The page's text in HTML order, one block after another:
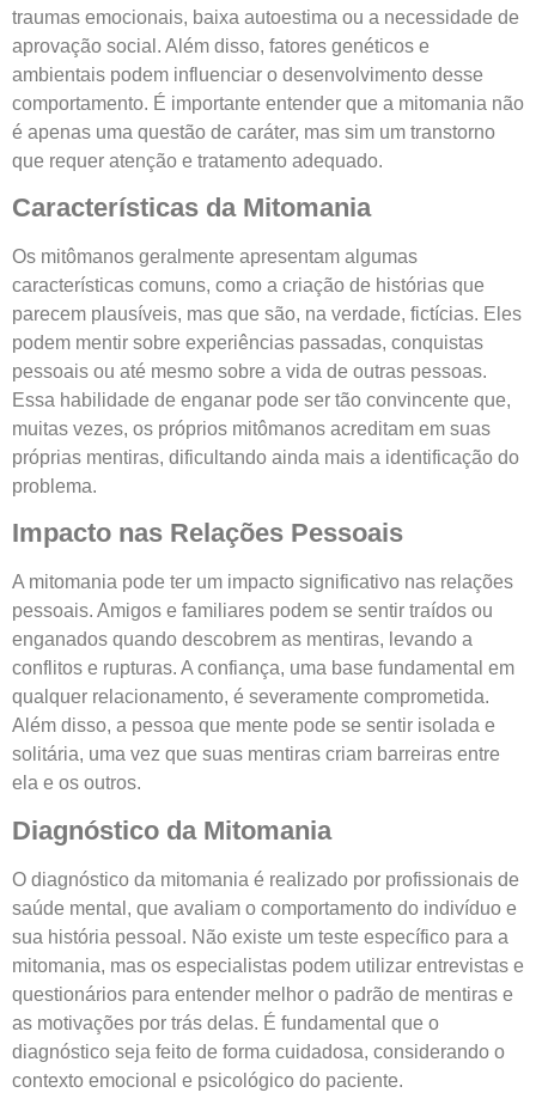
traumas emocionais, baixa autoestima ou a necessidade de
aprovação social. Além disso, fatores genéticos e
ambientais podem influenciar o desenvolvimento desse
comportamento. É importante entender que a mitomania não
é apenas uma questão de caráter, mas sim um transtorno
que requer atenção e tratamento adequado.
Características da Mitomania
Os mitômanos geralmente apresentam algumas
características comuns, como a criação de histórias que
parecem plausíveis, mas que são, na verdade, fictícias. Eles
podem mentir sobre experiências passadas, conquistas
pessoais ou até mesmo sobre a vida de outras pessoas.
Essa habilidade de enganar pode ser tão convincente que,
muitas vezes, os próprios mitômanos acreditam em suas
próprias mentiras, dificultando ainda mais a identificação do
problema.
Impacto nas Relações Pessoais
A mitomania pode ter um impacto significativo nas relações
pessoais. Amigos e familiares podem se sentir traídos ou
enganados quando descobrem as mentiras, levando a
conflitos e rupturas. A confiança, uma base fundamental em
qualquer relacionamento, é severamente comprometida.
Além disso, a pessoa que mente pode se sentir isolada e
solitária, uma vez que suas mentiras criam barreiras entre
ela e os outros.
Diagnóstico da Mitomania
O diagnóstico da mitomania é realizado por profissionais de
saúde mental, que avaliam o comportamento do indivíduo e
sua história pessoal. Não existe um teste específico para a
mitomania, mas os especialistas podem utilizar entrevistas e
questionários para entender melhor o padrão de mentiras e
as motivações por trás delas. É fundamental que o
diagnóstico seja feito de forma cuidadosa, considerando o
contexto emocional e psicológico do paciente.